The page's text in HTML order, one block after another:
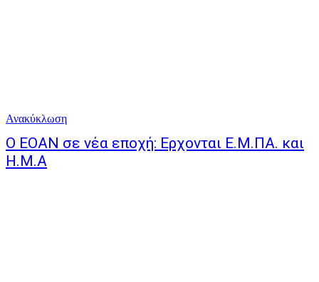
Ανακύκλωση
Ο ΕΟΑΝ σε νέα εποχή: Ερχονται Ε.Μ.ΠΑ. και
Η.Μ.Α